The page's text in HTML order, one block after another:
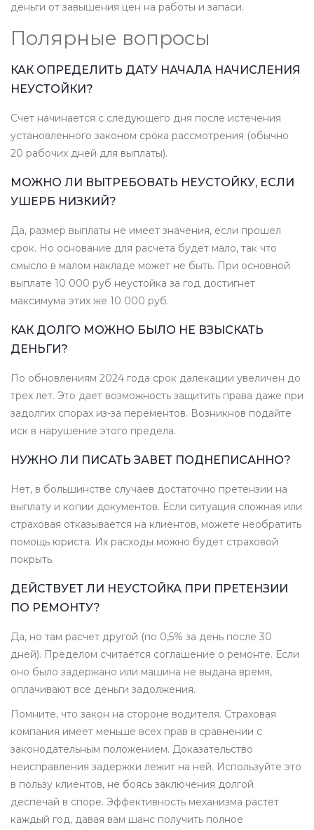
деньги от завышения цен на работы и запаси.
Полярные вопросы
КАК ОПРЕДЕЛИТЬ ДАТУ НАЧАЛА НАЧИСЛЕНИЯ
НЕУСТОЙКИ?
Счет начинается с следующего дня после истечения
установленного законом срока рассмотрения (обычно
20 рабочих дней для выплаты).
МОЖНО ЛИ ВЫТРЕБОВАТЬ НЕУСТОЙКУ, ЕСЛИ
УШЕРБ НИЗКИЙ?
Да, размер выплаты не имеет значения, если прошел
срок. Но основание для расчета будет мало, так что
смысло в малом накладе может не быть. При основной
выплате 10 000 руб неустойка за год достигнет
максимума этих же 10 000 руб.
КАК ДОЛГО МОЖНО БЫЛО НЕ ВЗЫСКАТЬ
ДЕНЬГИ?
По обновлениям 2024 года срок далекации увеличен до
трех лет. Это дает возможность защитить права даже при
задолгих спорах из-за перементов. Возникнов подайте
иск в нарушение этого предела.
НУЖНО ЛИ ПИСАТЬ ЗАВЕТ ПОДНЕПИСАННО?
Нет, в большинстве случаев достаточно претензии на
выплату и копии документов. Если ситуация сложная или
страховая отказывается на клиентов, можете необратить
помощь юриста. Их расходы можно будет страховой
покрыть.
ДЕЙСТВУЕТ ЛИ НЕУСТОЙКА ПРИ ПРЕТЕНЗИИ
ПО РЕМОНТУ?
Да, но там расчет другой (по 0,5% за день после 30
дней). Пределом считается соглашение о ремонте. Если
оно было задержано или машина не выдана время,
оплачивают все деньги задолжения.
Помните, что закон на стороне водителя. Страховая
компания имеет меньше всех прав в сравнении с
законодательным положением. Доказательство
неисправления задержки лежит на ней. Используйте это
в пользу клиентов, не боясь заключения долгой
деспечай в споре. Эффективность механизма растет
каждый год, давая вам шанс получить полное